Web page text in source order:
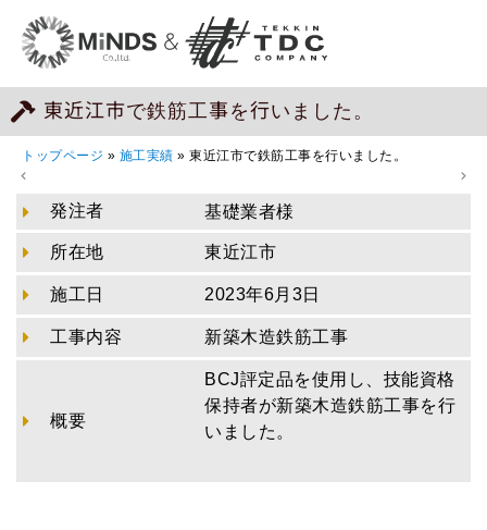
東近江市で鉄筋工事を行いました。
トップページ » 施工実績 » 東近江市で鉄筋工事を行いました。
発注者 基礎業者様
所在地 東近江市
施工日 2023年6月3日
工事内容 新築木造鉄筋工事
概要
BCJ評定品を使用し、技能資格
保持者が新築木造鉄筋工事を行
いました。